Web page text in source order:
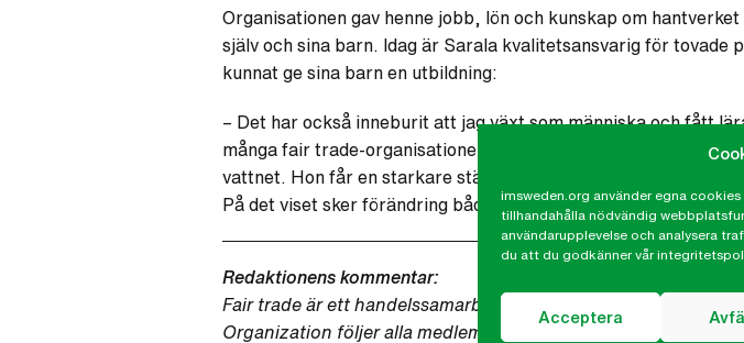
imsweden.org använder egna
tillhandahålla nödvändig
användarupplevelse och analysera
du att du godkänner vår
Acceptera
Organisationen gav henne jobb, lön och kunskap om
själv och sina barn. Idag är Sarala kvalitetsansvarig för
kunnat ge sina barn en utbildning:
– Det har också inneburit att jag växt som människa och fått
många fair trade-organisationer fokuserar på kvinnor är att
vattnet. Hon får en starkare ställning både i familjen och i
På det viset sker förändring både direkt och på lång sikt.
Redaktionens kommentar:
Fair trade är ett handelssamarbete som bygger på respekt
Organization följer alla medlemmar Fair trades principer,